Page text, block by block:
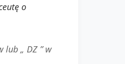
o
lub „ DZ ” w